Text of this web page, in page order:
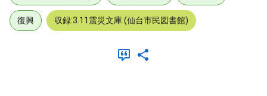
復興 収録:3.11震災文庫 (仙台市民図書館)